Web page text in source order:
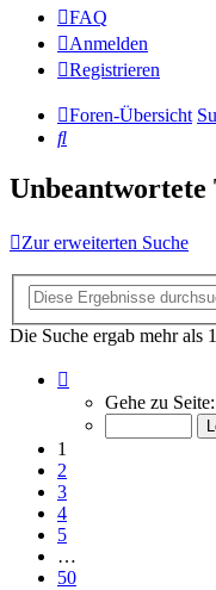
FAQ
Anmelden
Registrieren
Foren-Übersicht
Suche
Unbeantwortete
Zur erweiterten Suche
Die Suche ergab mehr als
von
Gehe zu Seite:
1
2
3
4
5
…
50